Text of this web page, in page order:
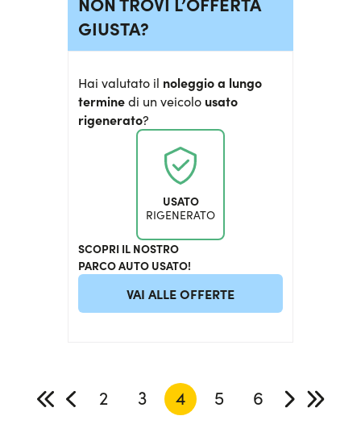
GIUSTA?
Hai valutato il noleggio a lungo
terminedi un veicolo usato
rigenerato?
USATO
RIGENERATO
SCOPRI IL NOSTRO
PARCO AUTO USATO!
VAI ALLE OFFERTE
2 3 4 5 6